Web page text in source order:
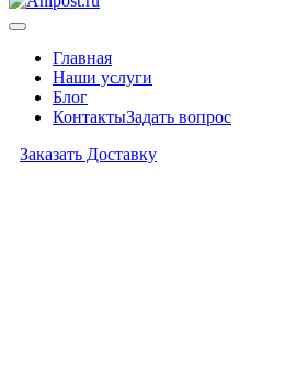
Главная
Наши услуги
Блог
КонтактыЗадать вопрос
Заказать Доставку